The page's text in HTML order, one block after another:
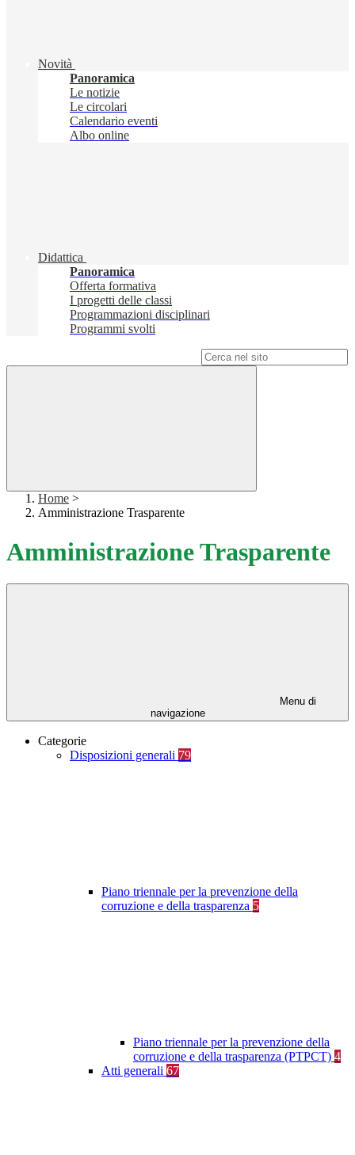
Novità
Panoramica
Le notizie
Le circolari
Calendario eventi
Albo online
Didattica
Panoramica
Offerta formativa
I progetti delle classi
Programmazioni disciplinari
Programmi svolti
Home >
Amministrazione Trasparente
Amministrazione Trasparente
Menu di
navigazione
Categorie
Disposizioni generali 79
Piano triennale per la prevenzione della
corruzione e della trasparenza 5
Piano triennale per la prevenzione della
corruzione e della trasparenza (PTPCT) 4
Atti generali 67